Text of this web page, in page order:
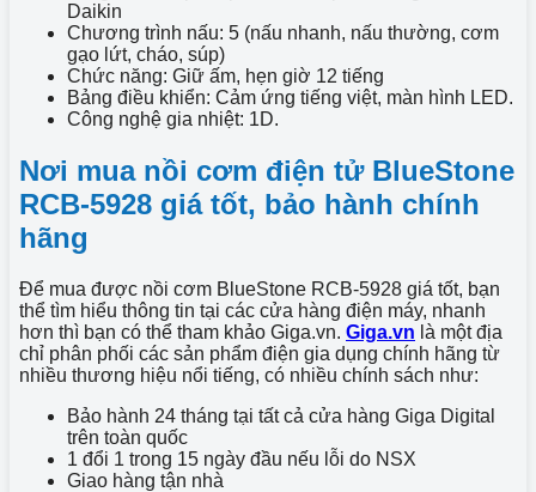
Daikin
Chương trình nấu: 5 (nấu nhanh, nấu thường, cơm
gạo lứt, cháo, súp)
Chức năng: Giữ ấm, hẹn giờ 12 tiếng
Bảng điều khiển: Cảm ứng tiếng việt, màn hình LED.
Công nghệ gia nhiệt: 1D.
Nơi mua nồi cơm điện tử BlueStone
RCB-5928 giá tốt, bảo hành chính
hãng
Để mua được nồi cơm BlueStone RCB-5928 giá tốt, bạn
thể tìm hiểu thông tin tại các cửa hàng điện máy, nhanh
hơn thì bạn có thể tham khảo Giga.vn. Giga.vn là một địa
chỉ phân phối các sản phẩm điện gia dụng chính hãng từ
nhiều thương hiệu nổi tiếng, có nhiều chính sách như:
Bảo hành 24 tháng tại tất cả cửa hàng Giga Digital
trên toàn quốc
1 đổi 1 trong 15 ngày đầu nếu lỗi do NSX
Giao hàng tận nhà